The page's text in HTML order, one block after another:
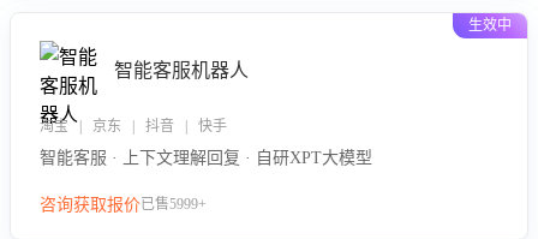
生效中
智能客服机器人
淘宝 | 京东 | 抖音 | 快手
智能客服 · 上下文理解回复 · 自研XPT大模型
咨询获取报价已售5999+